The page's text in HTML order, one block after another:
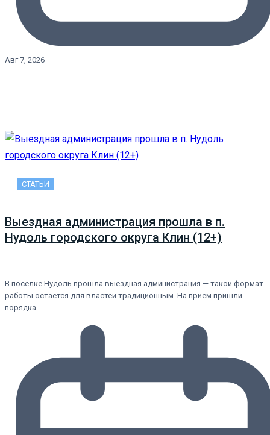
Авг 7, 2026
СТАТЬИ
Выездная администрация прошла в п.
Нудоль городского округа Клин (12+)
В посёлке Нудоль прошла выездная администрация — такой формат
работы остаётся для властей традиционным. На приём пришли
порядка…